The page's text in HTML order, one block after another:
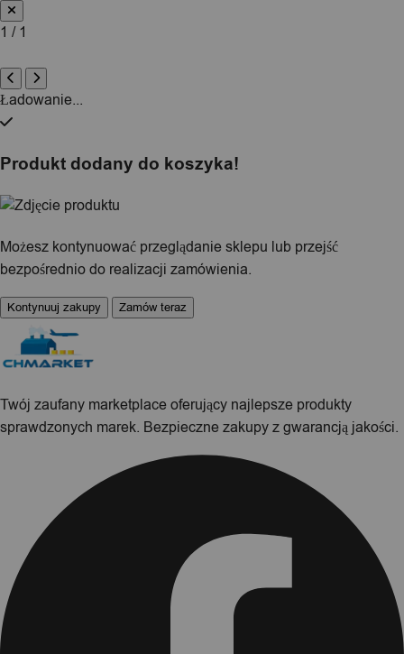
1 / 1
Ładowanie...
Produkt dodany do koszyka!
Możesz kontynuować przeglądanie sklepu lub przejść
bezpośrednio do realizacji zamówienia.
Kontynuuj zakupy Zamów teraz
Twój zaufany marketplace oferujący najlepsze produkty
sprawdzonych marek. Bezpieczne zakupy z gwarancją jakości.